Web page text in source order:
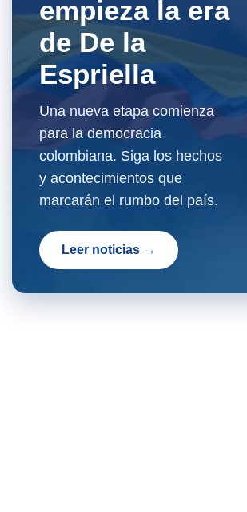
empieza la era
de De la
Espriella
Una nueva etapa comienza
para la democracia
colombiana. Siga los hechos
y acontecimientos que
marcarán el rumbo del país.
Leer noticias →